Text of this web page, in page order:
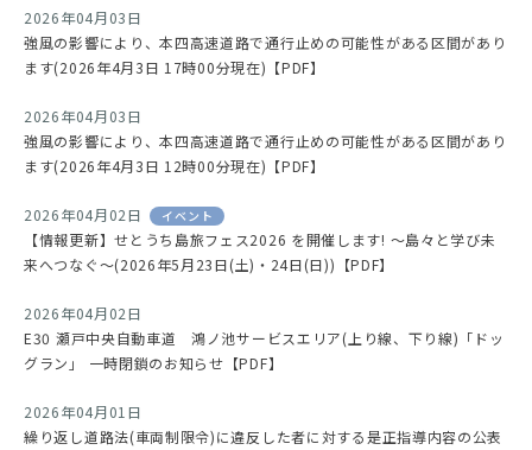
2026年04月03日
強風の影響により、本四高速道路で通行止めの可能性がある区間があり
ます(2026年4月3日 17時00分現在)【PDF】
2026年04月03日
強風の影響により、本四高速道路で通行止めの可能性がある区間があり
ます(2026年4月3日 12時00分現在)【PDF】
2026年04月02日 イベント
【情報更新】せとうち島旅フェス2026 を開催します! ～島々と学び未
来へつなぐ～(2026年5月23日(土)・24日(日))【PDF】
2026年04月02日
E30 瀬戸中央自動車道 鴻ノ池サービスエリア(上り線、下り線)「ドッ
グラン」 一時閉鎖のお知らせ【PDF】
2026年04月01日
繰り返し道路法(車両制限令)に違反した者に対する是正指導内容の公表